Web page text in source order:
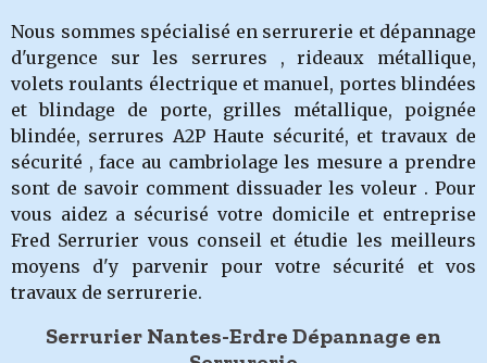
Nous sommes spécialisé en serrurerie et dépannage
d'urgence sur les serrures , rideaux métallique,
volets roulants électrique et manuel, portes blindées
et blindage de porte, grilles métallique, poignée
blindée, serrures A2P Haute sécurité, et travaux de
sécurité , face au cambriolage les mesure a prendre
sont de savoir comment dissuader les voleur . Pour
vous aidez a sécurisé votre domicile et entreprise
Fred Serrurier vous conseil et étudie les meilleurs
moyens d'y parvenir pour votre sécurité et vos
travaux de serrurerie.
Serrurier Nantes-Erdre Dépannage en